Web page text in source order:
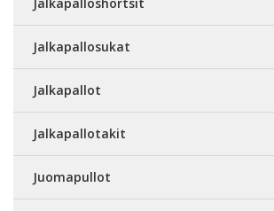
Jalkapallosukat
Jalkapallot
Jalkapallotakit
Juomapullot